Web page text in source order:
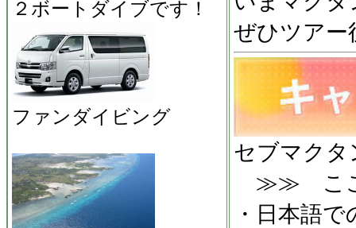
２ボートダイブです！
ファンダイビング
ぜひツアー
セブマク
≫≫ ここ
・日本語